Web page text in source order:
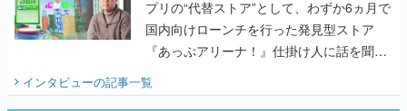
プリの“代替ストア”として、わずか6ヵ月で
国内向けローンチを行った発見型ストア
『あっぷアリーナ！』仕掛け人に話を聞い
インタビューの記事一覧